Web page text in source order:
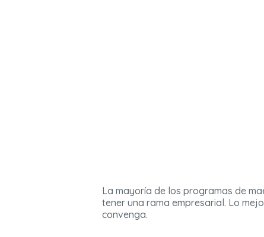
La mayoría de los programas de
tener una rama empresarial. Lo
convenga.